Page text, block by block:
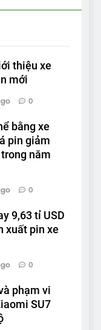
thiệu xe
mới
0
bằng xe
pin giảm
năm
0
9,63 tỉ USD
xuất pin xe
0
phạm vi
SU7